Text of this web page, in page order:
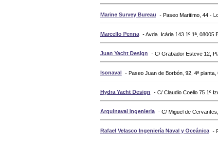
Marine Survey Bureau - Paseo Maritimo, 44 -
Marcello Penna - Avda. Icària 143 1º 1ª, 08005
Juan Yacht Design - C/ Grabador Esteve 12,
Isonaval - Paseo Juan de Borbón, 92, 4ª
Hydra Yacht Design - C/ Claudio Coello 75 1º
Arquinaval Ingenieria - C/ Miguel de
Rafael Velasco Ingeniería Naval y Oceánica -